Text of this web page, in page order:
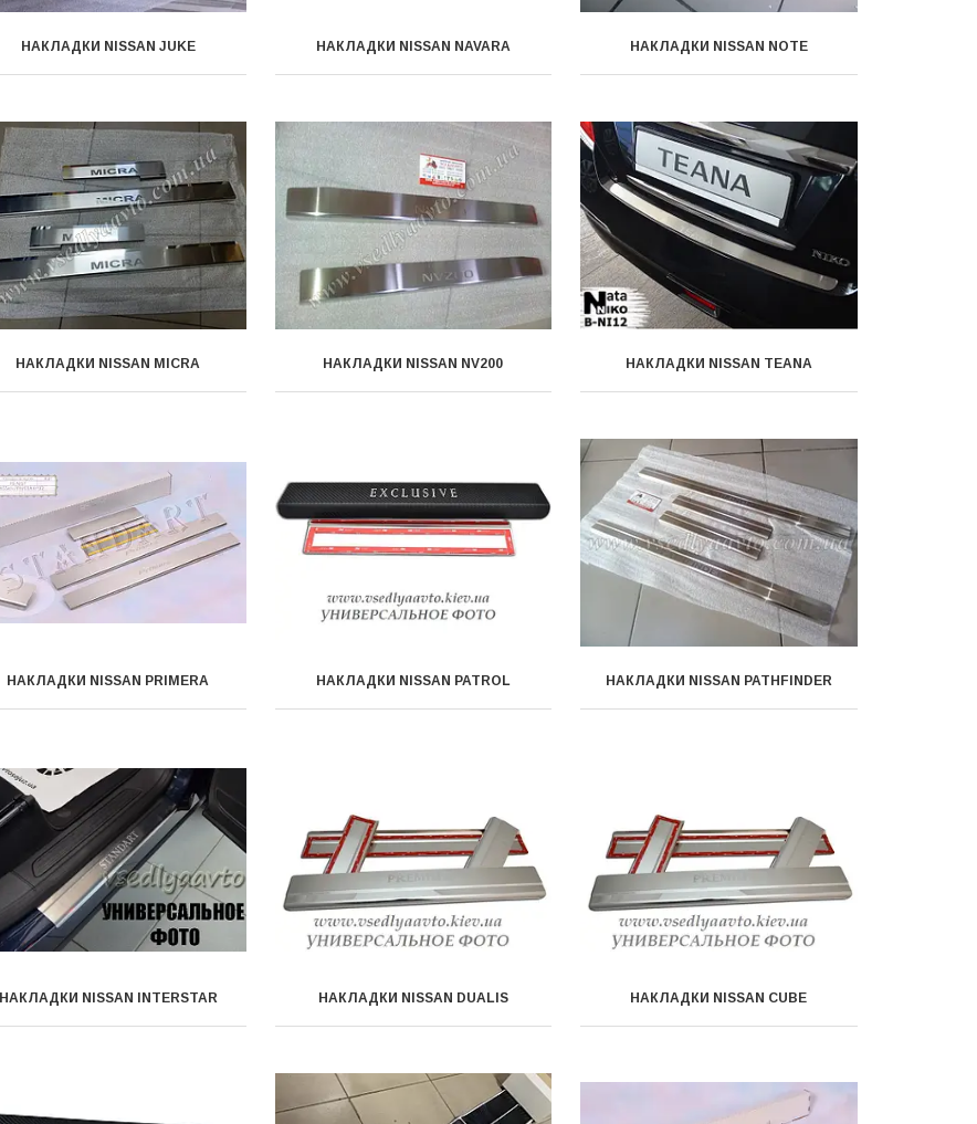
НАКЛАДКИ NISSAN JUKE НАКЛАДКИ NISSAN NAVARA НАКЛАДКИ NISSAN NOTE
НАКЛАДКИ NISSAN MICRA НАКЛАДКИ NISSAN NV200 НАКЛАДКИ NISSAN TEANA
НАКЛАДКИ NISSAN PRIMERA НАКЛАДКИ NISSAN PATROL НАКЛАДКИ NISSAN PATHFINDER
НАКЛАДКИ NISSAN INTERSTAR НАКЛАДКИ NISSAN DUALIS НАКЛАДКИ NISSAN CUBE